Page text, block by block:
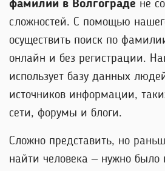
фамилии в Волгограде не
сложностей. С помощью
осуществить поиск по
онлайн и без регистрации.
использует базу данных
источников информации,
сети, форумы и блоги.
Сложно представить, но
найти человека – нужно было